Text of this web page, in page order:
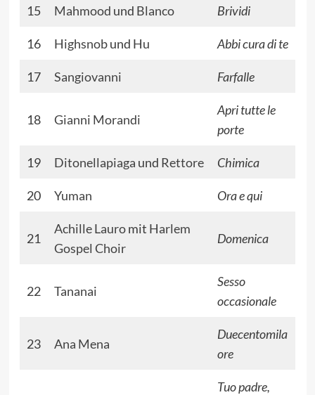
15 Mahmood und Blanco Brividi
16 Highsnobund Hu Abbi cura di te
17 Sangiovanni Farfalle
18 Gianni Morandi
Apri tutte le
porte
19 Ditonellapiaga und Rettore Chimica
20 Yuman Ora e qui
21
Achille Lauromit Harlem
Gospel Choir
Domenica
22 Tananai
Sesso
occasionale
23 Ana Mena
Duecentomila
ore
Tuo padre,